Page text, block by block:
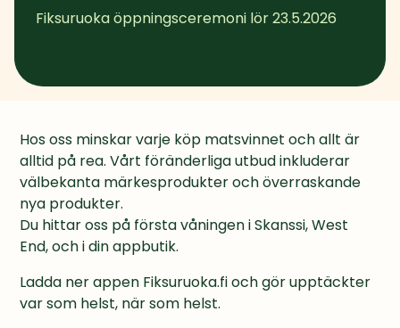
Fiksuruoka öppningsceremoni lör 23.5.2026
Hos oss minskar varje köp matsvinnet och allt är
alltid på rea. Vårt föränderliga utbud inkluderar
välbekanta märkesprodukter och överraskande
nya produkter.
Du hittar oss på första våningen i Skanssi, West
End, och i din appbutik.
Ladda ner appen Fiksuruoka.fi och gör upptäckter
var som helst, när som helst.